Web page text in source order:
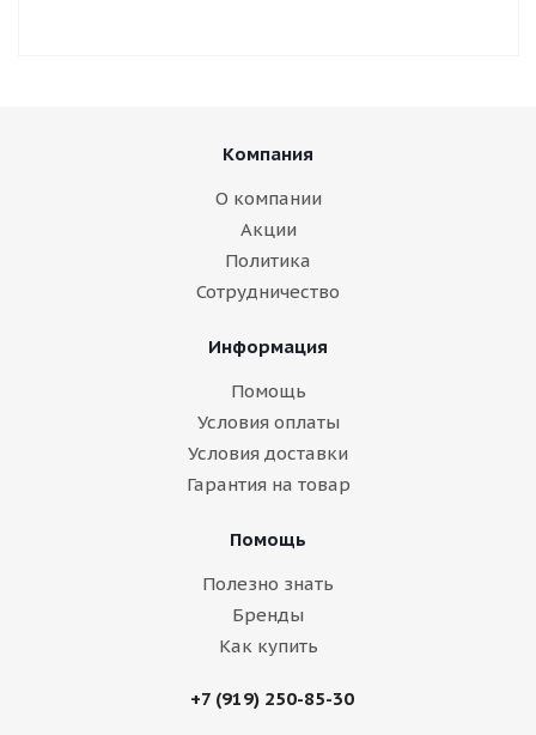
Компания
О компании
Акции
Политика
Сотрудничество
Информация
Помощь
Условия оплаты
Условия доставки
Гарантия на товар
Помощь
Полезно знать
Бренды
Как купить
+7 (919) 250-85-30